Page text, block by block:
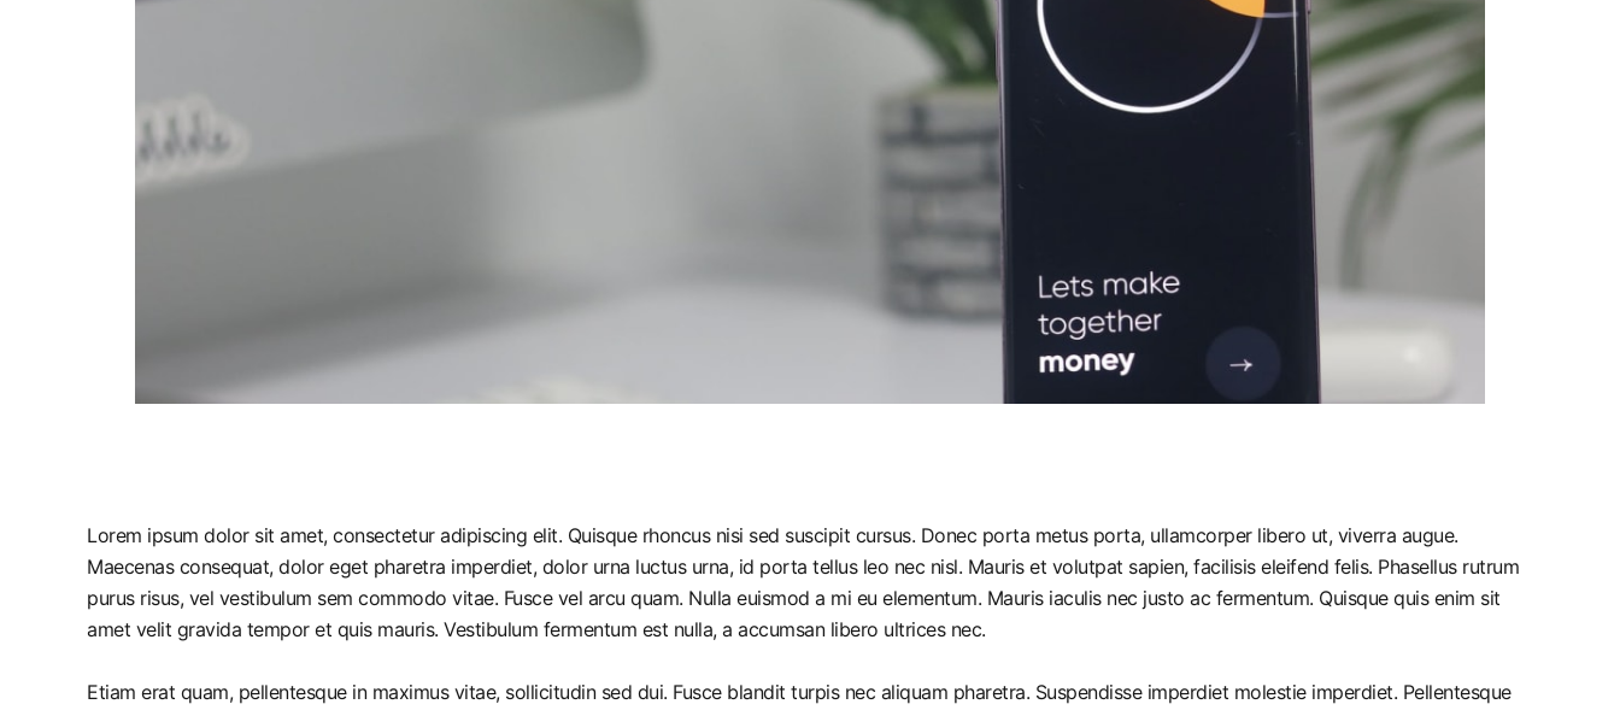
Lorem ipsum dolor sit amet, consectetur adipiscing elit. Quisque rhoncus nisi sed suscipit cursus. Donec porta metus porta, ullamcorper libero ut, viverra augue.
Maecenas consequat, dolor eget pharetra imperdiet, dolor urna luctus urna, id porta tellus leo nec nisl. Mauris et volutpat sapien, facilisis eleifend felis. Phasellus rutrum
purus risus, vel vestibulum sem commodo vitae. Fusce vel arcu quam. Nulla euismod a mi eu elementum. Mauris iaculis nec justo ac fermentum. Quisque quis enim sit
amet velit gravida tempor et quis mauris. Vestibulum fermentum est nulla, a accumsan libero ultrices nec.
Etiam erat quam, pellentesque in maximus vitae, sollicitudin sed dui. Fusce blandit turpis nec aliquam pharetra. Suspendisse imperdiet molestie imperdiet. Pellentesque